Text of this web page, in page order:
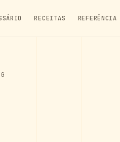
RECEITAS REFERÊNCIA